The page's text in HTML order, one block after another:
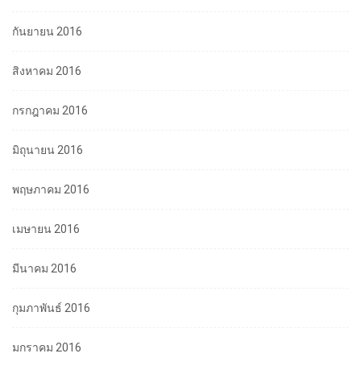
กันยายน 2016
สิงหาคม 2016
กรกฎาคม 2016
มิถุนายน 2016
พฤษภาคม 2016
เมษายน 2016
มีนาคม 2016
กุมภาพันธ์ 2016
มกราคม 2016